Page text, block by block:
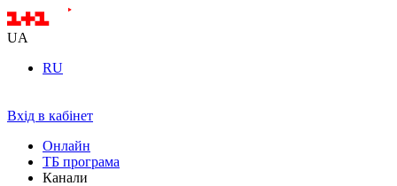
UA
RU
Вхід в кабінет
Онлайн
ТБ програма
Канали